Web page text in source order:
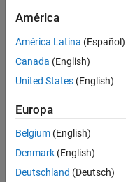
América
América Latina (Español)
Canada (English)
United States (English)
Europa
Belgium (English)
Denmark (English)
Deutschland (Deutsch)
Centro de confianza
Política de privacidad
Información de contacto